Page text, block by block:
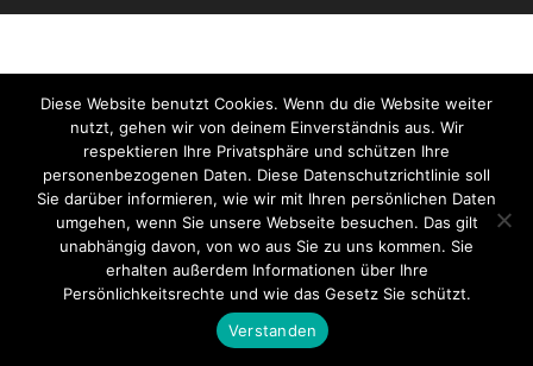
Diese Website benutzt Cookies. Wenn du die Website weiter
nutzt, gehen wir von deinem Einverständnis aus. Wir
respektieren Ihre Privatsphäre und schützen Ihre
personenbezogenen Daten. Diese Datenschutzrichtlinie soll
Sie darüber informieren, wie wir mit Ihren persönlichen Daten
umgehen, wenn Sie unsere Webseite besuchen. Das gilt
unabhängig davon, von wo aus Sie zu uns kommen. Sie
erhalten außerdem Informationen über Ihre
Persönlichkeitsrechte und wie das Gesetz Sie schützt.
Verstanden